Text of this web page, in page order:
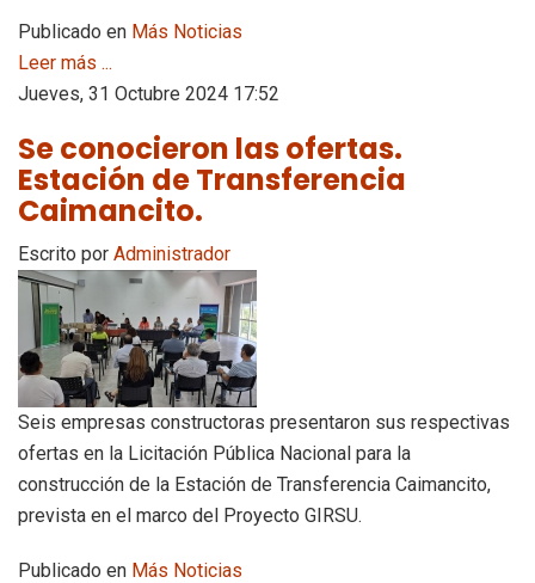
Publicado en Más Noticias
Leer más ...
Jueves, 31 Octubre 2024 17:52
Se conocieron las ofertas.
Estación de Transferencia
Caimancito.
Escrito por Administrador
Seis empresas constructoras presentaron sus respectivas
ofertas en la Licitación Pública Nacional para la
construcción de la Estación de Transferencia Caimancito,
prevista en el marco del Proyecto GIRSU.
Publicado en Más Noticias